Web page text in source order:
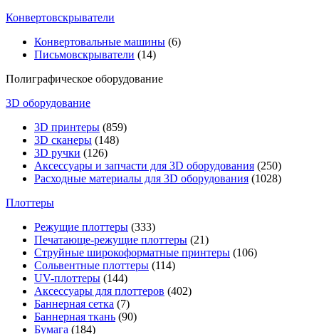
Конвертовскрыватели
Конвертовальные машины (6)
Письмовскрыватели (14)
Полиграфическое оборудование
3D оборудование
3D принтеры (859)
3D сканеры (148)
3D ручки (126)
Аксессуары и запчасти для 3D оборудования (250)
Расходные материалы для 3D оборудования (1028)
Плоттеры
Режущие плоттеры (333)
Печатающе-режущие плоттеры (21)
Струйные широкоформатные принтеры (106)
Сольвентные плоттеры (114)
UV-плоттеры (144)
Аксессуары для плоттеров (402)
Баннерная сетка (7)
Баннерная ткань (90)
Бумага (184)